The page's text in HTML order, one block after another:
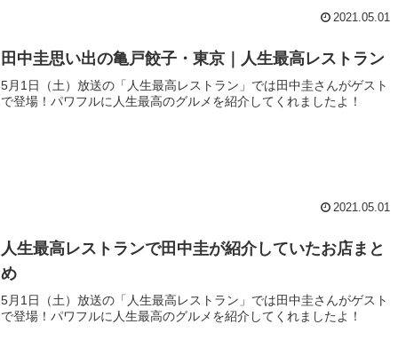
2021.05.01
田中圭思い出の亀戸餃子・東京｜人生最高レストラン
5月1日（土）放送の「人生最高レストラン」では田中圭さんがゲスト
で登場！パワフルに人生最高のグルメを紹介してくれましたよ！
2021.05.01
人生最高レストランで田中圭が紹介していたお店まと
め
5月1日（土）放送の「人生最高レストラン」では田中圭さんがゲスト
で登場！パワフルに人生最高のグルメを紹介してくれましたよ！